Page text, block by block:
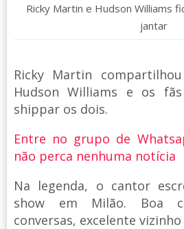
Ricky Martin e Hudson Williams
jantar
Ricky Martin
Hudson Williams e os
shippar os dois.
Entre no grupo de
não perca nenhuma notícia
Na legenda, o cantor
show em Milão. Boa
conversas, excelente